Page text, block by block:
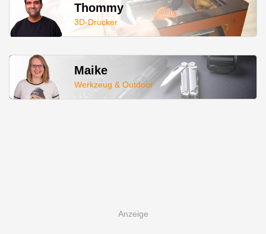
Thommy
3D-Drucker
Maike
Werkzeug & Outdoor